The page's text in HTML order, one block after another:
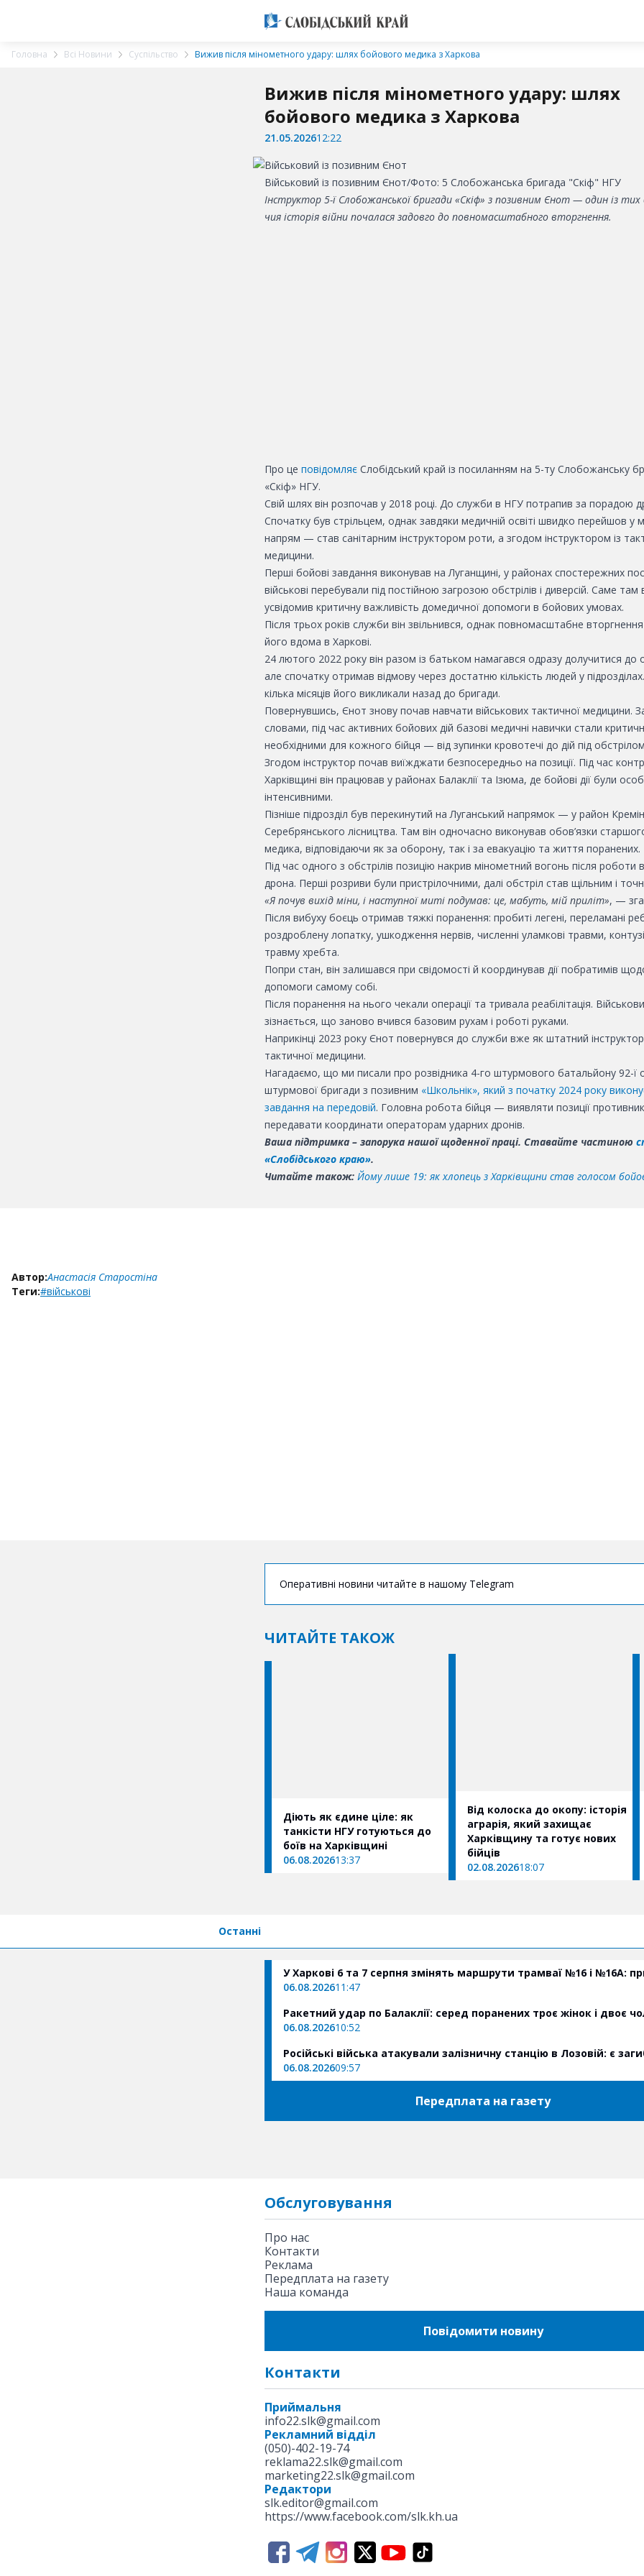
Головна Всі Новини Суспільство Вижив після мінометного удару: шлях бойового медика з Харкова
Вижив після мінометного удару: шлях
бойового медика з Харкова
21.05.202612:22
Військовий із позивним Єнот/Фото: 5 Слобожанська бригада "Скіф" НГУ
Інструктор 5-ї Слобожанської бригади «Скіф» з позивним Єнот — один із тих
чия історія війни почалася задовго до повномасштабного вторгнення.
Про це повідомляє Слобідський край із посиланням на 5-ту Слобожанську
«Скіф» НГУ.
Свій шлях він розпочав у 2018 році. До служби в НГУ потрапив за порадою
Спочатку був стрільцем, однак завдяки медичній освіті швидко перейшов у
напрям — став санітарним інструктором роти, а згодом інструктором із
медицини.
Перші бойові завдання виконував на Луганщині, у районах спостережних
військові перебували під постійною загрозою обстрілів і диверсій. Саме там
усвідомив критичну важливість домедичної допомоги в бойових умовах.
Після трьох років служби він звільнився, однак повномасштабне
його вдома в Харкові.
24 лютого 2022 року він разом із батьком намагався одразу долучитися до
але спочатку отримав відмову через достатню кількість людей у
кілька місяців його викликали назад до бригади.
Повернувшись, Єнот знову почав навчати військових тактичної медицини.
словами, під час активних бойових дій базові медичні навички стали
необхідними для кожного бійця — від зупинки кровотечі до дій під
Згодом інструктор почав виїжджати безпосередньо на позиції. Під час
Харківщині він працював у районах Балаклії та Ізюма, де бойові дії були
інтенсивними.
Пізніше підрозділ був перекинутий на Луганський напрямок — у район
Серебрянського лісництва. Там він одночасно виконував обов’язки
медика, відповідаючи як за оборону, так і за евакуацію та життя поранених.
Під час одного з обстрілів позицію накрив мінометний вогонь після роботи
дрона. Перші розриви були пристрілочними, далі обстріл став щільним і
«Я почув вихід міни, і наступної миті подумав: це, мабуть, мій приліт», —
Після вибуху боєць отримав тяжкі поранення: пробиті легені, переламані
роздроблену лопатку, ушкодження нервів, численні уламкові травми,
травму хребта.
Попри стан, він залишався при свідомості й координував дії побратимів
допомоги самому собі.
Після поранення на нього чекали операції та тривала реабілітація.
зізнається, що заново вчився базовим рухам і роботі руками.
Наприкінці 2023 року Єнот повернувся до служби вже як штатний інструктор
тактичної медицини.
Нагадаємо, що ми писали про розвідника 4-го штурмового батальйону 92-ї
штурмової бригади з позивним «Школьнік», який з початку 2024 року
завдання на передовій. Головна робота бійця — виявляти позиції
передавати координати операторам ударних дронів.
Ваша підтримка – запорука нашої щоденної праці. Ставайте частиною
«Слобідського краю».
Читайте також: Йому лише 19: як хлопець з Харківщини став голосом
Автор:Анастасія Старостіна
Теги:#військові
Оперативні новини читайте в нашому Telegram
ЧИТАЙТЕ ТАКОЖ
Діють як єдине ціле: як
танкісти НГУ готуються до
боїв на Харківщині
06.08.202613:37
Від колоска до окопу: історія
аграрія, який захищає
Харківщину та готує нових
бійців
02.08.202618:07
Останні
У Харкові 6 та 7 серпня змінять маршрути трамваї №16 і №16А:
06.08.202611:47
Ракетний удар по Балаклії: серед поранених троє жінок і двоє
06.08.202610:52
Російські війська атакували залізничну станцію в Лозовій: є
06.08.202609:57
Передплата на газету
Обслуговування
Про нас
Контакти
Реклама
Передплата на газету
Наша команда
Повідомити новину
Контакти
Приймальня
info22.slk@gmail.com
Рекламний відділ
(050)-402-19-74
reklama22.slk@gmail.com
marketing22.slk@gmail.com
Редактори
slk.editor@gmail.com
https://www.facebook.com/slk.kh.ua